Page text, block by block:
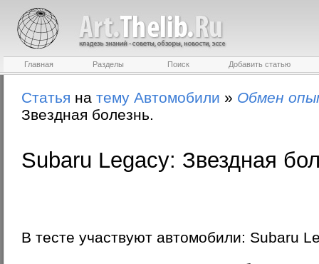
Главная Разделы Поиск Добавить статью
Статья на тему Автомобили » Обмен
Звездная болезнь.
Subaru Legacy: Звездная
В тесте участвуют автомобили: Subaru